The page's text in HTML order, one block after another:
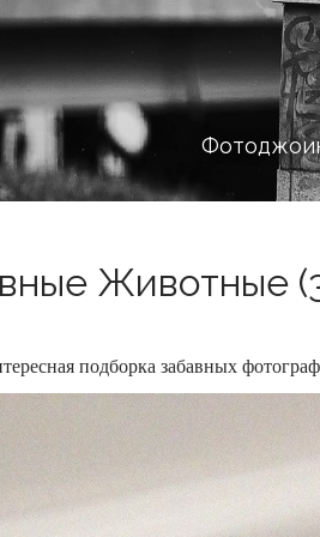
Животные
подборка забавных